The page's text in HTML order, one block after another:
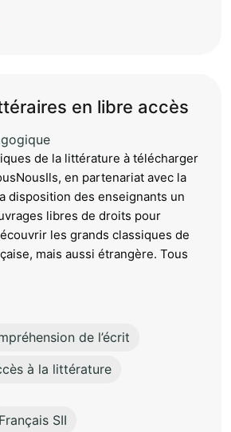
en libre accès
de la littérature à télécharger
en partenariat avec la
disposition des enseignants un
libres de droits pour
les grands classiques de
mais aussi étrangère. Tous
de l’écrit
à la littérature
Français SII